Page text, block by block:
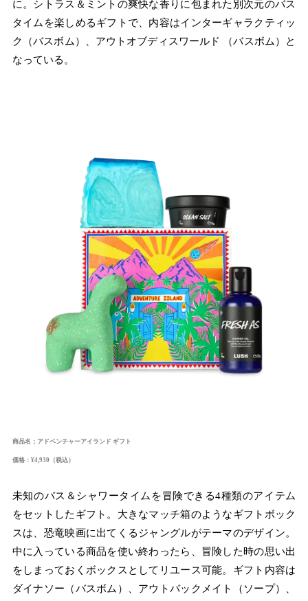
に。シトラス＆ミントの爽快な香りに包まれた別次元のバス
タイムを楽しめるギフトで、内容はインターギャラクティッ
ク（バスボム）、アウトオブディスワールド （バスボム）と
なっている。
商品名；アドベンチャーアイランド ギフト
価格：¥4,930（税込）
未知のバス＆シャワータイムを冒険できる4種類のアイテム
をセットしたギフト。大きなマッチ箱のようなギフトボック
スは、恐竜映画に出てくるジャングルがテーマのデザイン。
中に入っている商品を使い終わったら、冒険した時の思い出
をしまっておくボックスとしてリユース可能。ギフト内容は
ダイナソー（バスボム）、アウトバックメイト（ソープ）、